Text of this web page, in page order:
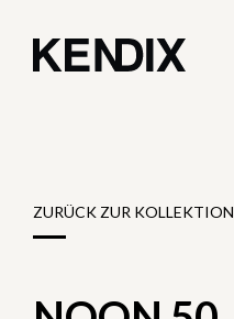
ZURÜCK ZUR KOLLEKTION